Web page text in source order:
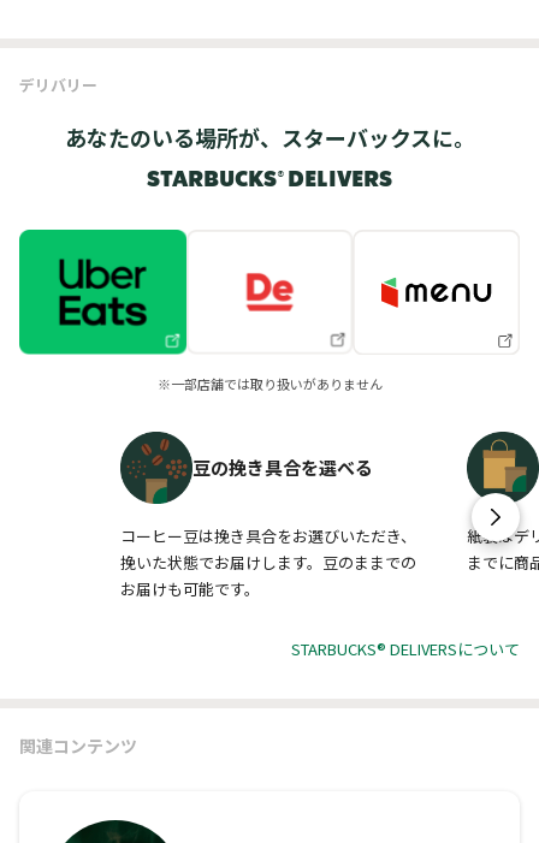
デリバリー
あなたのいる場所が、スターバックスに。
STARBUCKS® DELIVERS
※一部店舗では取り扱いがありません
豆の挽き具合を選べる
コーヒー豆は挽き具合をお選びいただき、
挽いた状態でお届けします。豆のままでの
お届けも可能です。
紙袋はデ
までに商
STARBUCKS® DELIVERSについて
関連コンテンツ